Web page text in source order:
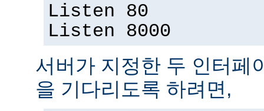
Listen 80
Listen 8000
서버가 지정한 두 인터페
을 기다리도록 하려면,